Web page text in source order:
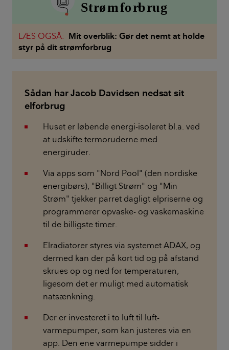
LÆS OGSÅ: Mit overblik: Gør det nemt at holde
styr på dit strømforbrug
Sådan har Jacob Davidsen nedsat sit
elforbrug
Huset er løbende energi-isoleret bl.a. ved
at udskifte termoruderne med
energiruder.
Via apps som "Nord Pool" (den nordiske
energibørs), "Billigt Strøm" og "Min
Strøm" tjekker parret dagligt elpriserne og
programmerer opvaske- og vaskemaskine
til de billigste timer.
Elradiatorer styres via systemet ADAX, og
dermed kan der på kort tid og på afstand
skrues op og ned for temperaturen,
ligesom det er muligt med automatisk
natsænkning.
Der er investeret i to luft til luft-
varmepumper, som kan justeres via en
app. Den ene varmepumpe sidder i